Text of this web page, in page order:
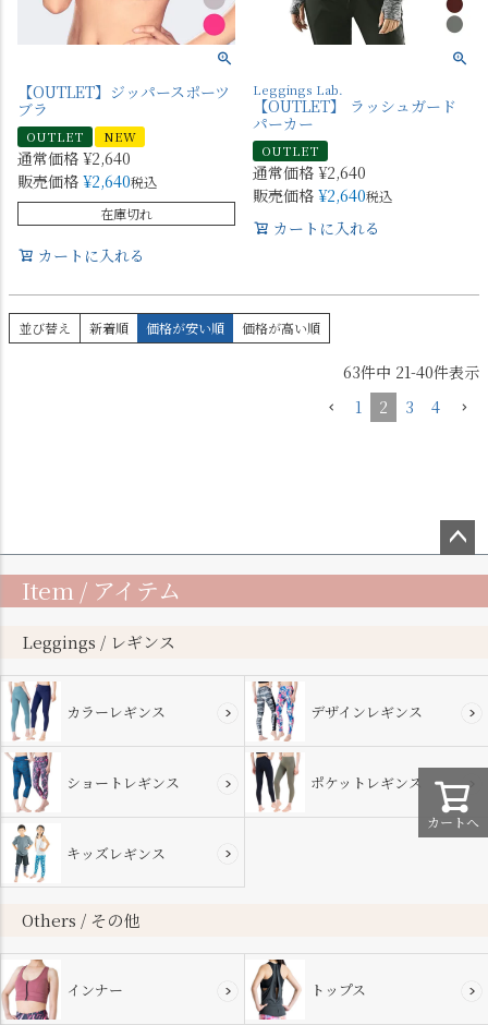
【OUTLET】ジッパースポーツ
ブラ
OUTLET NEW
通常価格 ¥2,640
販売価格 ¥2,640税込
在庫切れ
カートに入れる
Leggings Lab.
【OUTLET】 ラッシュガード
パーカー
OUTLET
通常価格 ¥2,640
販売価格 ¥2,640税込
カートに入れる
並び替え 新着順 価格が安い順 価格が高い順
63件中 21-40件表示
1
2 3 4
カートへ
ップ
Item / アイテム
Leggings / レギンス
カラーレギンス デザインレギンス
ショートレギンス ポケットレギンス
キッズレギンス
Others / その他
インナー トップス